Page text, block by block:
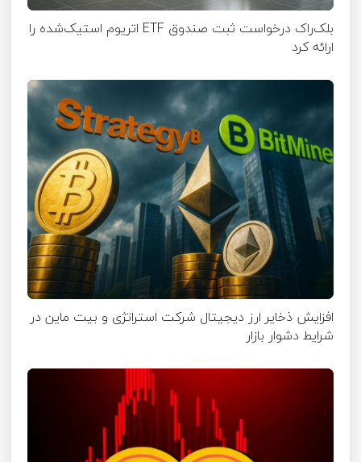
بلک‌راک درخواست ثبت صندوق ETF اتریوم استیک‌شده را
ارائه کرد
افزایش ذخایر ارز دیجیتال شرکت استراتژی و بیت ماین در
شرایط دشوار بازار